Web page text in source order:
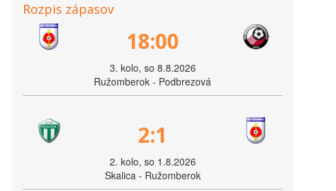
Rozpis zápasov
18:00
3. kolo, so 8.8.2026
Ružomberok - Podbrezová
2:1
2. kolo, so 1.8.2026
Skalica - Ružomberok